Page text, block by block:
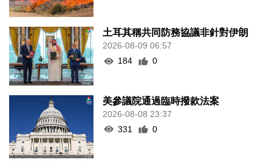
土耳其稱共同防務協議非針對伊朗
2026-08-09 06:57
184
0
美參議院通過臨時撥款法案
2026-08-08 23:37
331
0